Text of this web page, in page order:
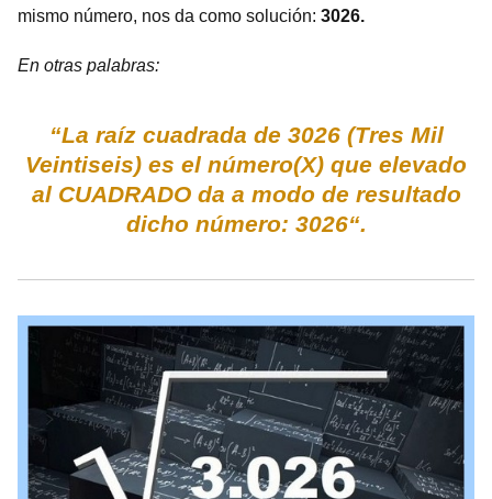
mismo número, nos da como solución: 3026.
En otras palabras:
“La raíz cuadrada de 3026 (Tres Mil
Veintiseis) es el número(X) que elevado
al CUADRADO da a modo de resultado
dicho número: 3026“.